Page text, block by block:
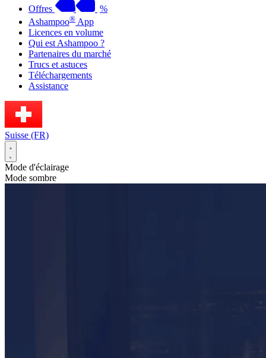
Offres
%
Ashampoo® App
Licences en volume
Qui est Ashampoo ?
Partenaires du marché
Trucs et astuces
Téléchargements
Assistance
Suisse (FR)
Mode d'éclairage
Mode sombre